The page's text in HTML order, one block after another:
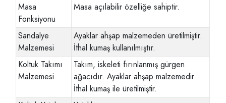
Masa
Fonksiyonu
Masa açılabilir özelliğe sahiptir.
Sandalye
Malzemesi
Ayaklar ahşap malzemeden üretilmiştir.
İthal kumaş kullanılmıştır.
Koltuk Takımı
Malzemesi
Takım, iskeleti fırınlanmış gürgen
ağacıdır. Ayaklar ahşap malzemedir.
İthal kumaş ile üretilmiştir.